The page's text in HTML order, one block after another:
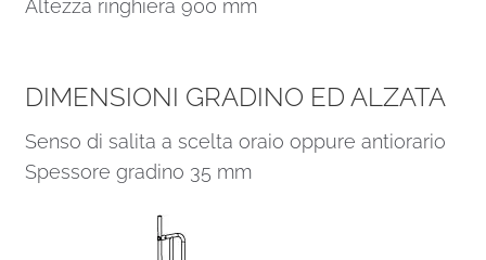
Altezza ringhiera 900 mm
DIMENSIONI GRADINO ED ALZATA
Senso di salita a scelta oraio oppure antiorario
Spessore gradino 35 mm